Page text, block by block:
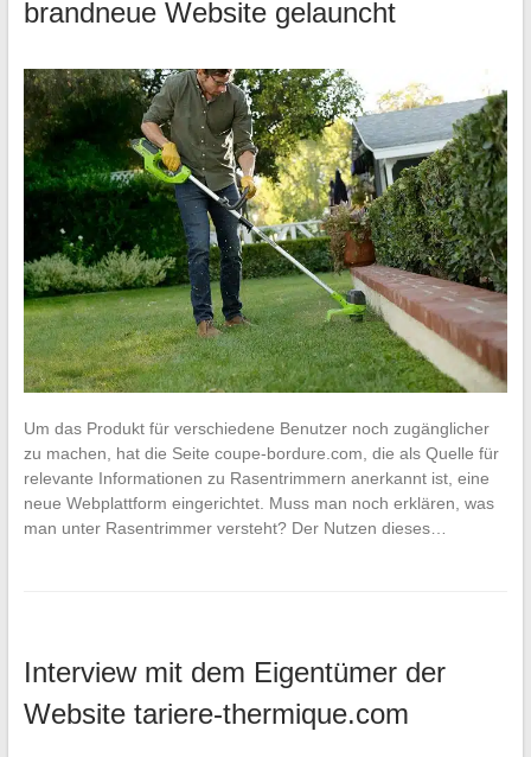
brandneue Website gelauncht
Um das Produkt für verschiedene Benutzer noch zugänglicher
zu machen, hat die Seite coupe-bordure.com, die als Quelle für
relevante Informationen zu Rasentrimmern anerkannt ist, eine
neue Webplattform eingerichtet. Muss man noch erklären, was
man unter Rasentrimmer versteht? Der Nutzen dieses…
Interview mit dem Eigentümer der
Website tariere-thermique.com